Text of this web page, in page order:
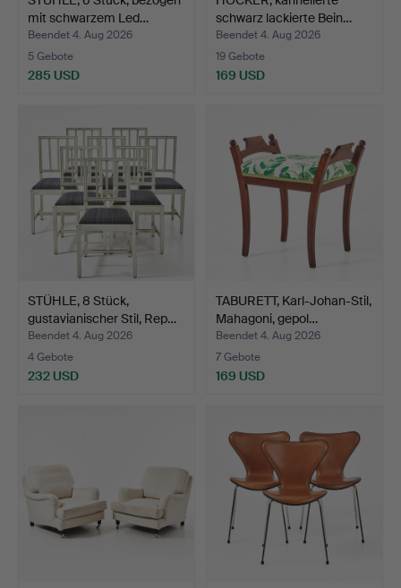
mit schwarzem Led…
Beendet 4. Aug 2026
5 Gebote
285 USD
schwarz lackierte Bein…
Beendet 4. Aug 2026
19 Gebote
169 USD
STÜHLE, 8 Stück,
gustavianischer Stil, Rep…
Beendet 4. Aug 2026
4 Gebote
232 USD
TABURETT, Karl-Johan-Stil,
Mahagoni, gepol…
Beendet 4. Aug 2026
7 Gebote
169 USD